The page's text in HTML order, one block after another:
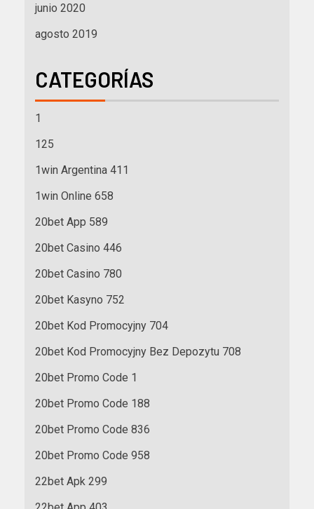
junio 2020
agosto 2019
CATEGORÍAS
1
125
1win Argentina 411
1win Online 658
20bet App 589
20bet Casino 446
20bet Casino 780
20bet Kasyno 752
20bet Kod Promocyjny 704
20bet Kod Promocyjny Bez Depozytu 708
20bet Promo Code 1
20bet Promo Code 188
20bet Promo Code 836
20bet Promo Code 958
22bet Apk 299